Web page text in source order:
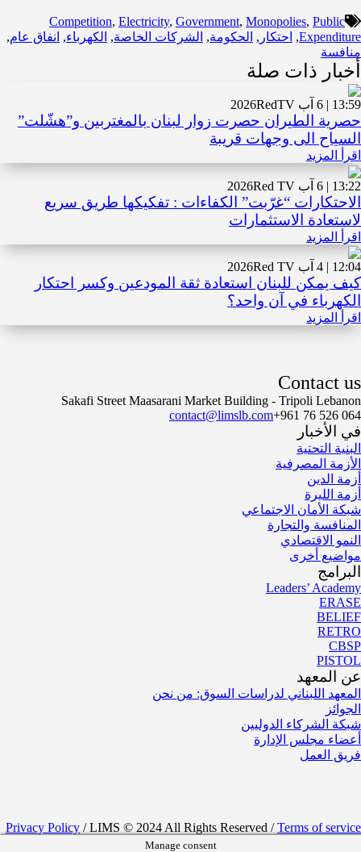
Competition, Electricity, Government, Monopolies, Public
Expenditure
, احتكار , الحكومة, الشركات الخاصة, الكهرباء, انفاق عام,
منافسة
أخبار ذات صلة
13:59 | 6 آب 2026 RedTV
حصرية الطيران حصرت زوار لبنان بالمغتربين و”هشّلت”
السياح الى وجهات قريبة
اقرأ المزيد
13:22 | 6 آب 2026 Red TV
الاحتكارات “غرّبت” الكفاءات : تفكيكها طريق سريع
لاستعادة الاستثمارات
اقرأ المزيد
12:04 | 4 آب 2026 Red TV
كيف يمكن للبنان استعادة ثقة المودعين وكسر احتكار
الكهرباء في آن واحد؟
اقرأ المزيد
Contact us
Sakafi Street Maasarani Market Building - Tripoli Lebanon
contact@limslb.com+961 76 526 064
في الأخبار
البنية التحتية
الأزمة المصرفية
أزمة الدين
أزمة الليرة
شبكة الأمان الاجتماعي
المنافسة والتجارة
النمو الاقتصادي
مواضيع أخرى
البرامج
Leaders’ Academy
ERASE
BELIEF
RETRO
CBSP
PISTOL
عن المعهد
المعهد اللبناني لدراسات السوق: من نحن
الجوائز
شبكة الشركاء الدوليين
أعضاء مجلس الإدارة
فريق العمل
Privacy Policy / LIMS © 2024 All Rights Reserved /Terms of service
Manage consent